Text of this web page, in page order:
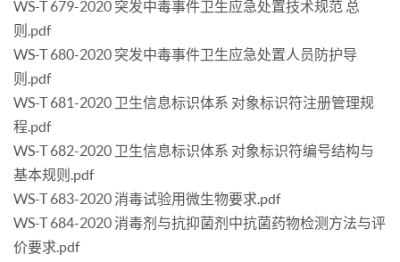
WS-T 679-2020 突发中毒事件卫生应急处置技术规范 总
则.pdf
WS-T 680-2020 突发中毒事件卫生应急处置人员防护导
则.pdf
WS-T 681-2020 卫生信息标识体系 对象标识符注册管理规
程.pdf
WS-T 682-2020 卫生信息标识体系 对象标识符编号结构与
基本规则.pdf
WS-T 683-2020 消毒试验用微生物要求.pdf
WS-T 684-2020 消毒剂与抗抑菌剂中抗菌药物检测方法与评
价要求.pdf